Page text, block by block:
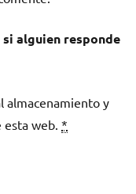
alguien responde
almacenamiento y
web. *